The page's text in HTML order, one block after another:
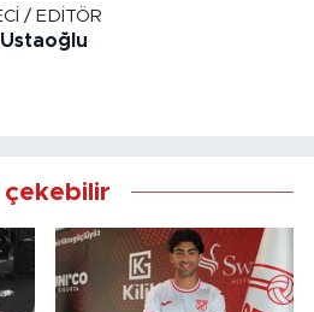
/ EDITÖR
çekebilir